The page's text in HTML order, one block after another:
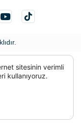
sitesinin verimli
kullanıyoruz.